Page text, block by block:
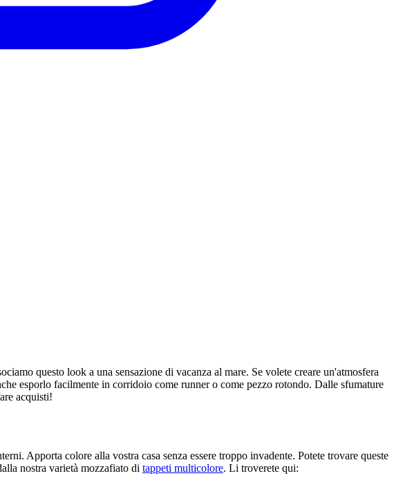
questo look a una sensazione di vacanza al mare. Se volete creare un'atmosfera
esporlo facilmente in corridoio come runner o come pezzo rotondo. Dalle sfumature
acquisti!
Apporta colore alla vostra casa senza essere troppo invadente. Potete trovare queste
nostra varietà mozzafiato di tappeti multicolore. Li troverete qui: